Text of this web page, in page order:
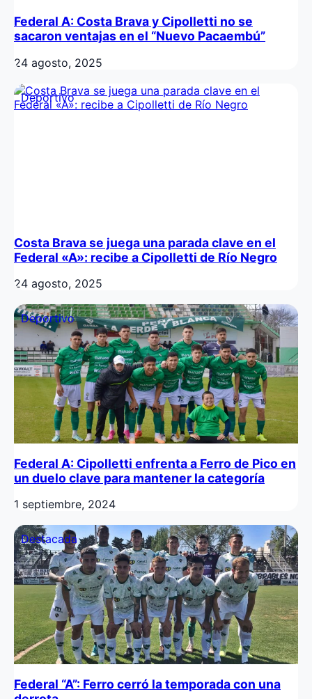
Federal A: Costa Brava y Cipolletti no se
sacaron ventajas en el “Nuevo Pacaembú”
24 agosto, 2025
Deportivo
Costa Brava se juega una parada clave en el
Federal «A»: recibe a Cipolletti de Río Negro
24 agosto, 2025
Deportivo
Federal A: Cipolletti enfrenta a Ferro de Pico en
un duelo clave para mantener la categoría
1 septiembre, 2024
Destacada
Federal “A”: Ferro cerró la temporada con una